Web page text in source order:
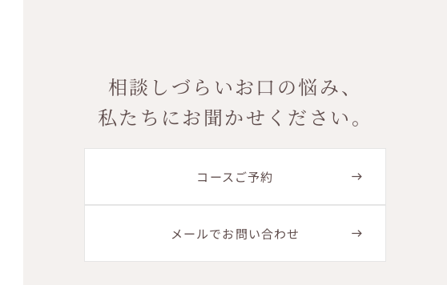
相談しづらいお口の悩み、
私たちにお聞かせください。
コースご予約
メールでお問い合わせ